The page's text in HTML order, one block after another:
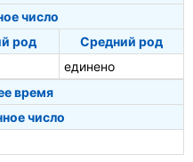
число
род
Средний род
единено
время
число